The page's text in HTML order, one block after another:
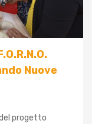
Nuove
progetto